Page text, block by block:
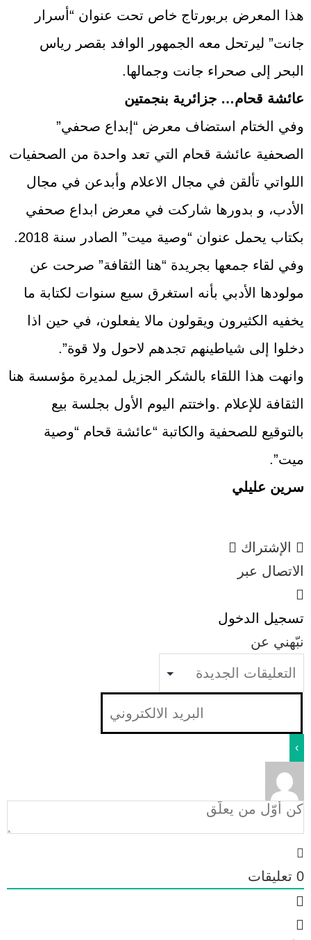
هذا المعرض بربورتاج خاص تحت عنوان “أسرار
جانت” ليرتحل معه الجمهور الوافد بقصر رياس
البحر إلى صحراء جانت وجمالها.
عائشة قحام… جزائرية بنجمتين
وفي الختام استضاف معرض “إبداع صحفي”
الصحفية عائشة قحام التي تعد واحدة من الصحفيات
اللواتي تألقن في مجال الاعلام وأبدعن في مجال
الأدب، و بدورها شاركت في معرض ابداع صحفي
بكتاب يحمل عنوان “وصية ميت” الصادر سنة 2018.
وفي لقاء جمعها بجريدة “هنا الثقافة” صرحت عن
مولودها الأدبي بأنه استغرق سبع سنوات لكتابة ما
يخفيه الكثيرون ويقولون مالا يفعلون، في حين اذا
دخلوا إلى شياطينهم تجدهم لاحول ولا قوة”.
وانهت هذا اللقاء بالشكر الجزيل لمديرة مؤسسة هنا
الثقافة للإعلام .واختتم اليوم الأول بجلسة بيع
بالتوقيع للصحفية والكاتبة “عائشة قحام “وصية
ميت”.
سرين عليلي
الإشتراك
الاتصال عبر
تسجيل الدخول
نبّهني عن
0 تعليقات